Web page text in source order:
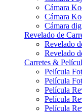
Cámara
Cámara
Cámara
Revelado de
Revelado
Revelado
Carretes &
Película
Película
Película
Película
Película